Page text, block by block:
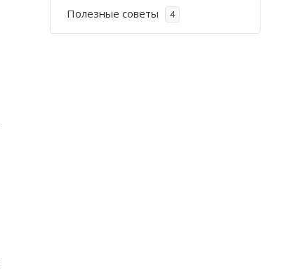
Полезные советы 4